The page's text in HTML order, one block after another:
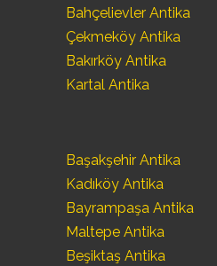
Bahçelievler Antika
Çekmeköy Antika
Bakırköy Antika
Kartal Antika
Başakşehir Antika
Kadıköy Antika
Bayrampaşa Antika
Maltepe Antika
Beşiktaş Antika